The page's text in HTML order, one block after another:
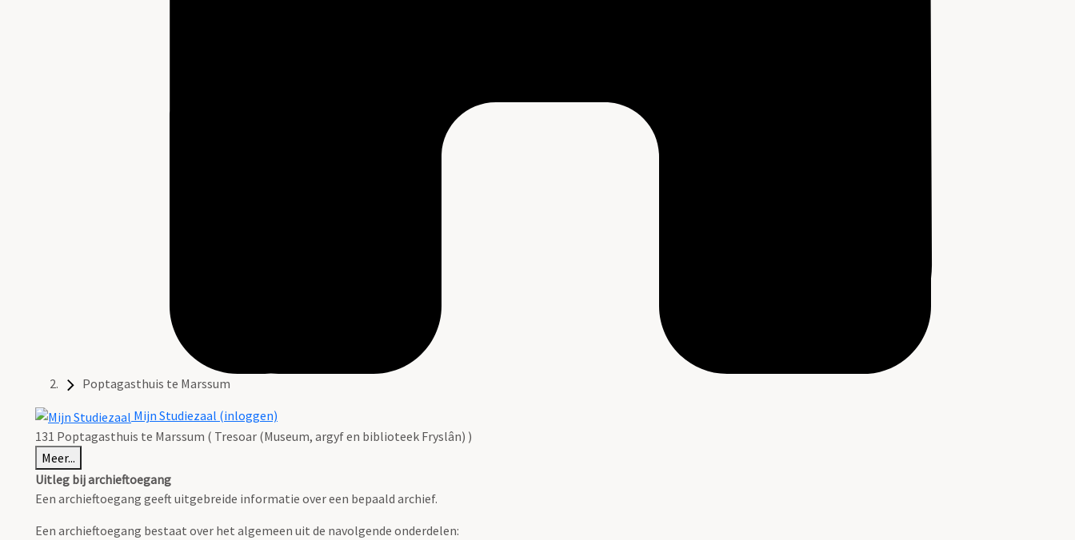
Poptagasthuis te Marssum
Mijn Studiezaal (inloggen)
131 Poptagasthuis te Marssum ( Tresoar (Museum, argyf en biblioteek Fryslân) )
Meer...
Uitleg bij archieftoegang
Een archieftoegang geeft uitgebreide informatie over een bepaald archief.
Een archieftoegang bestaat over het algemeen uit de navolgende onderdelen: